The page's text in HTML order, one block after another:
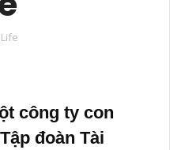
công ty con
đoàn Tài